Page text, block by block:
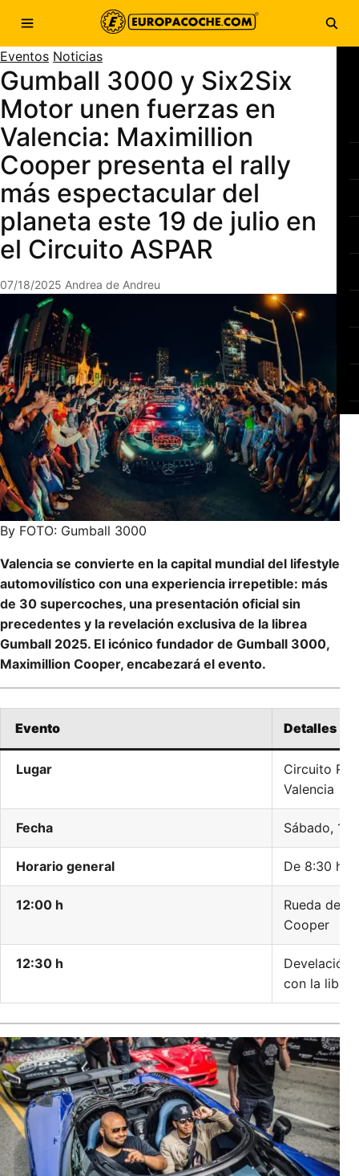
Saltar al contenido
Abrir menú
Eventos Noticias
Gumball 3000 y Six2Six
Motor unen fuerzas en
Valencia: Maximillion
Cooper presenta el rally
más espectacular del
planeta este 19 de julio en
el Circuito ASPAR
07/18/2025 Andrea de Andreu
By FOTO: Gumball 3000
Valencia se convierte en la capital mundial del lifestyle
automovilístico con una experiencia irrepetible: más
de 30 supercoches, una presentación oficial sin
precedentes y la revelación exclusiva de la librea
Gumball 2025. El icónico fundador de Gumball 3000,
Maximillion Cooper, encabezará el evento.
Evento Detalles
Lugar
Circuito
Valencia
Fecha Sábado, 19
Horario general De 8:30 h a
12:00 h
Rueda de
Cooper
12:30 h
Develación
con la